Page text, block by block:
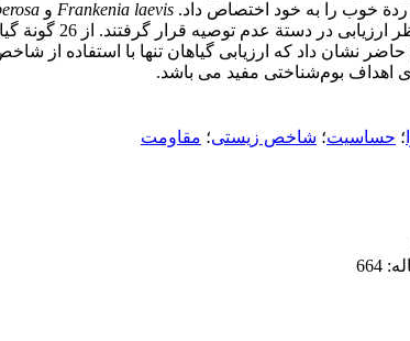
Frankenia laevis و
نشان داد که ارزیابی گیاهان تنها با استفاده
اهداف بوم‌شناختی مفید می ­باشد.
؛ حساسیت؛ شاخص زیستی؛ مقاومت